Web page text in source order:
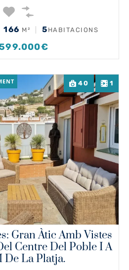
166 M² 5 HABITACIONS
40 1
Gran Àtic Amb Vistes
Centre Del Poble I A
De La Platja.